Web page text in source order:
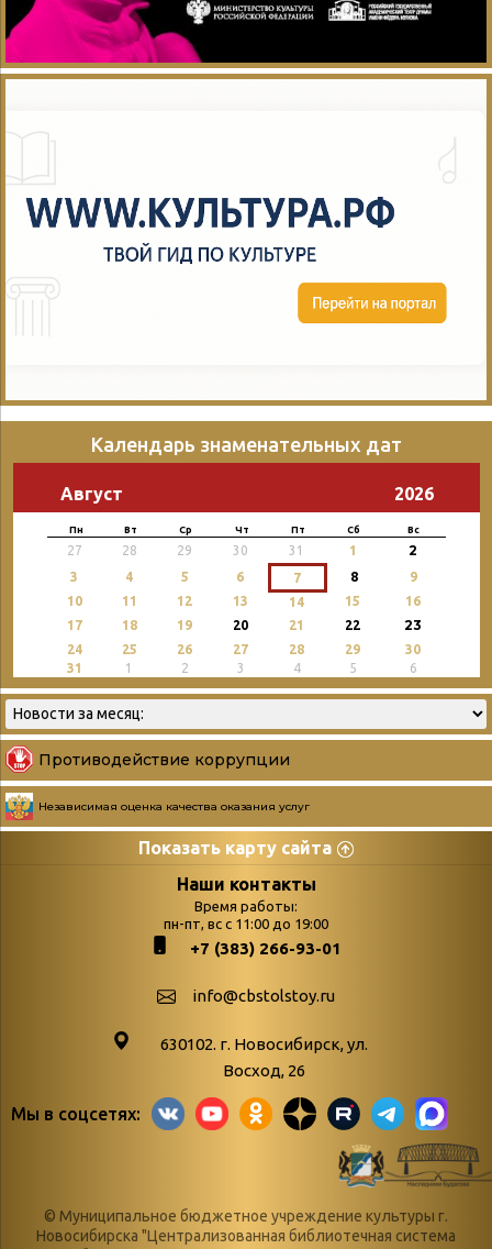
Календарь знаменательных дат
Август 2026
Пн Вт Ср Чт Пт Сб Вс
27 28 29 30 31 1 2
3 4 5 6 7 8
9
10
11 12 13 14 15
16
17
18 19 20 21 22 23
24 25 26 27 28 29
30
31
1 2 3 4 5 6
Противодействие коррупции
Независимая оценка качества оказания услуг
Показать карту сайта
Страницы
podvedenie-itogov-festivalya-
paskhalnaya-palitra
Библионочь – как ярмарка точь-в-
Конференции, семинары,
поступлений
Война. Народ.
живые»
«Мне всё
снятся
военной поры
Наши контакты
Время работы:
пн-пт, вс с 11:00 до 19:00
+7 (383) 266-93-01
info@cbstolstoy.ru
630102. г. Новосибирск, ул.
Восход, 26
Мы в соцсетях:
© Муниципальное бюджетное учреждение культуры г.
Новосибирска "Централизованная библиотечная система